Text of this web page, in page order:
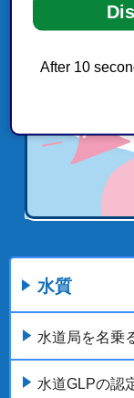
After 10
水質
水道局を名乗
水道GLPの認